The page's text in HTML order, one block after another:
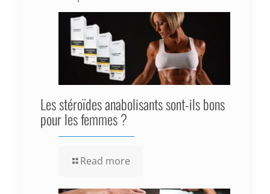
Les stéroïdes anabolisants sont-ils bons
pour les femmes ?
Read more